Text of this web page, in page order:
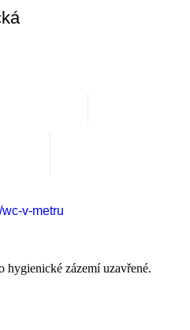
v-metru
zázemí uzavřené.